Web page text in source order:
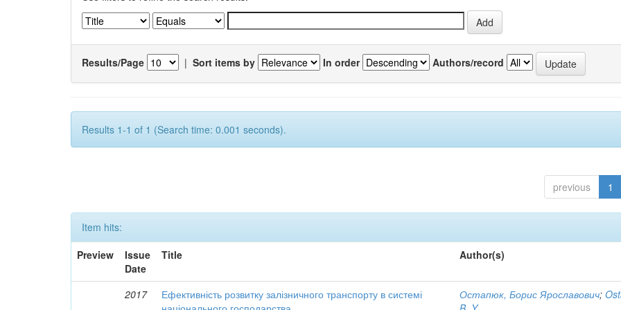
Results/Page | Sort items by In order Authors/record
Results 1-1 of 1 (Search time: 0.001 seconds).
previous 1
Item hits:
Preview
Issue
Date
Title Author(s)
2017
Ефективність розвитку залізничного транспорту в системі
Остапюк, Борис Ярославович;